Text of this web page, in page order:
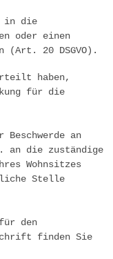
in die
oder einen
(Art. 20 DSGVO).
haben,
für die
an
an die zuständige
Wohnsitzes
Stelle
den
finden Sie